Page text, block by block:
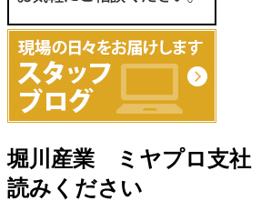
堀川産業 ミヤプロ支社
読みください